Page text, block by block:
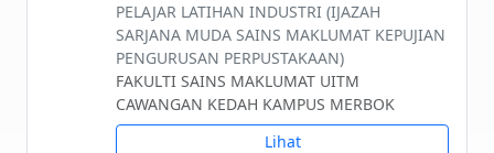
PELAJAR LATIHAN INDUSTRI (IJAZAH
SARJANA MUDA SAINS MAKLUMAT KEPUJIAN
PENGURUSAN PERPUSTAKAAN)
FAKULTI SAINS MAKLUMAT UITM
CAWANGAN KEDAH KAMPUS MERBOK
Lihat